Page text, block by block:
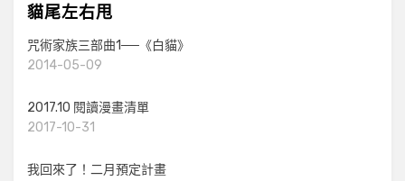
貓尾左右甩
咒術家族三部曲1──《白貓》
2014-05-09
2017.10 閱讀漫畫清單
2017-10-31
我回來了！二月預定計畫